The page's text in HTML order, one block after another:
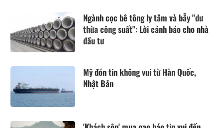
Ngành cọc bê tông ly tâm và bẫy "dư
thừa công suất": Lời cảnh báo cho nhà
đầu tư
Mỹ đón tin không vui từ Hàn Quốc,
Nhật Bản